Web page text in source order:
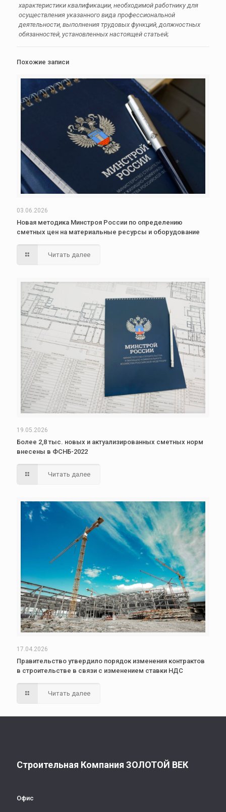
характеристики квалификации, необходимой работнику для
осуществления указанного вида профессиональной
деятельности, выполнения трудовых функций, должностных
обязанностей, установленных настоящей статьей;
Похожие записи
03.06.2026
Новая методика Минстроя России по определению
сметных цен на материальные ресурсы и оборудование
Читать далее
19.05.2026
Более 2,8 тыс. новых и актуализированных сметных норм
внесены в ФСНБ-2022
Читать далее
17.04.2026
Правительство утвердило порядок изменения контрактов
в строительстве в связи с изменением ставки НДС
Читать далее
Строительная Компания ЗОЛОТОЙ ВЕК
Офис